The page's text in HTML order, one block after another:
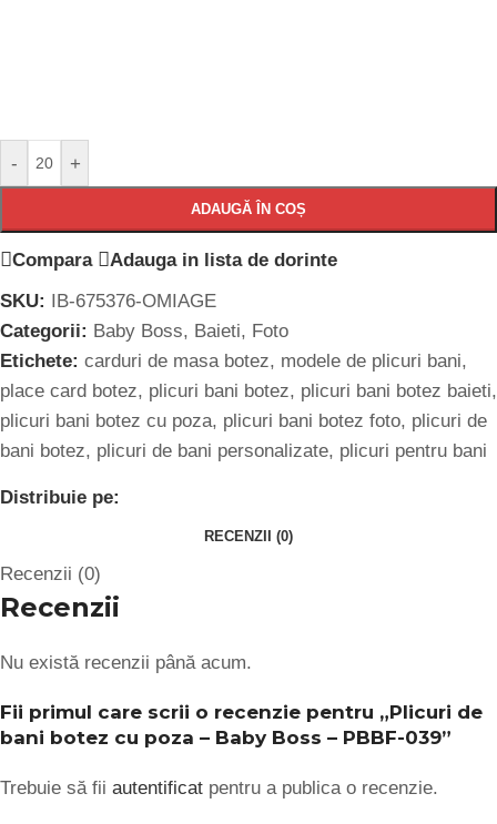
- +
ADAUGĂ ÎN COȘ
Compara
Adauga in lista de dorinte
SKU: IB-675376-OMIAGE
Categorii: Baby Boss, Baieti, Foto
Etichete: carduri de masa botez, modele de plicuri bani,
place card botez, plicuri bani botez, plicuri bani botez baieti,
plicuri bani botez cu poza, plicuri bani botez foto, plicuri de
bani botez, plicuri de bani personalizate, plicuri pentru bani
Distribuie pe:
RECENZII (0)
Recenzii (0)
Recenzii
Nu există recenzii până acum.
Fii primul care scrii o recenzie pentru „Plicuri de
bani botez cu poza – Baby Boss – PBBF-039”
Trebuie să fii autentificat pentru a publica o recenzie.